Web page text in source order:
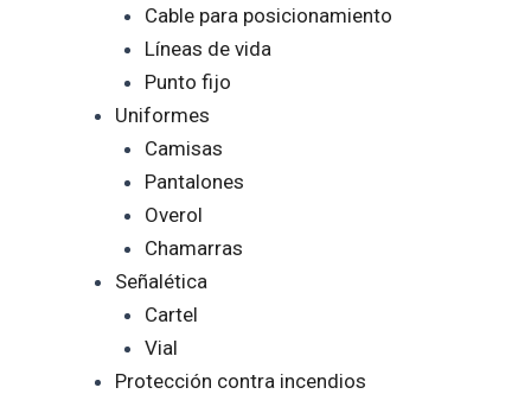
Cable para posicionamiento
Líneas de vida
Punto fijo
Uniformes
Camisas
Pantalones
Overol
Chamarras
Señalética
Cartel
Vial
Protección contra incendios